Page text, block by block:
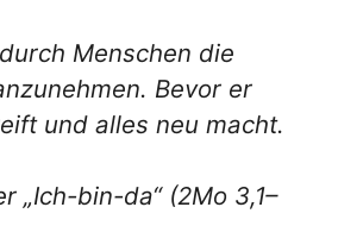
Menschen die
Bevor er
und alles neu macht.
„Ich-bin-da“ (2Mo 3,1–